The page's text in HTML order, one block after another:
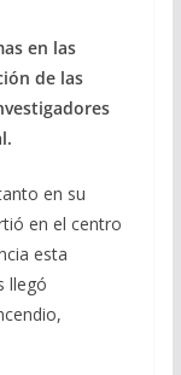
en las
de las
en su
en el centro
esta
llegó